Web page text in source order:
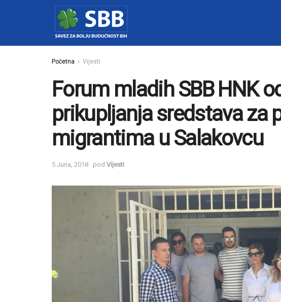
Početna Vijesti
Forum mladih SBB HNK
prikupljanja sredstava za
migrantima u Salakovcu
5 Juna, 2018 pod Vijesti